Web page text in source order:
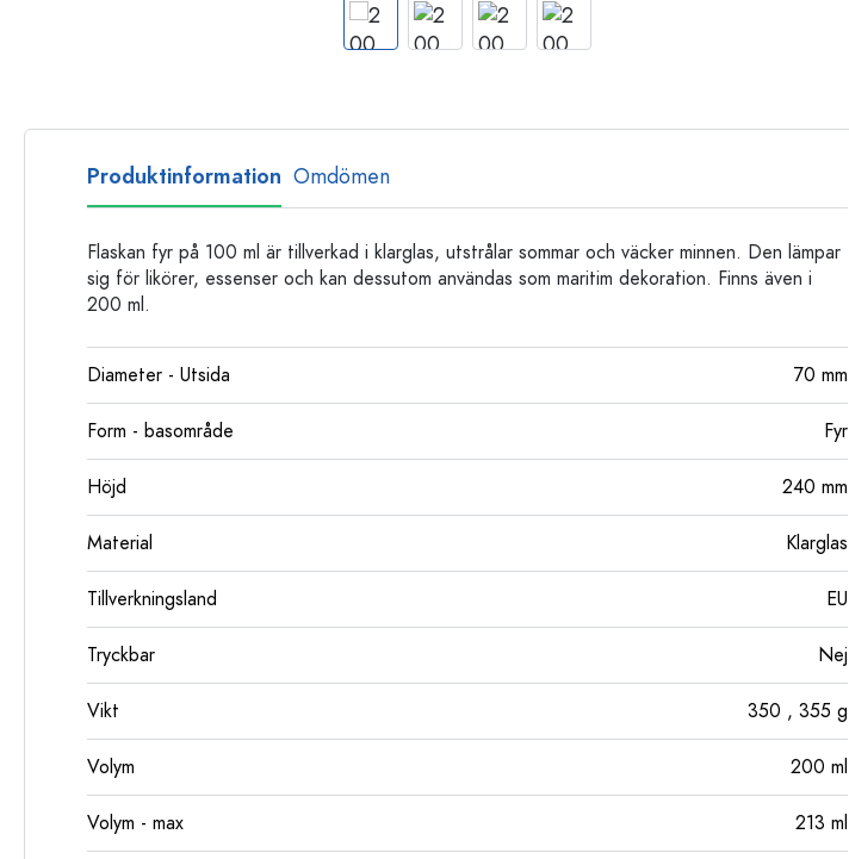
Glasflaskor
Plastflaskor
Produktinformation Omdömen
Flaskan fyr på 100 ml är tillverkad i klarglas, utstrålar sommar och väcker minnen. Den lämpar
sig för likörer, essenser och kan dessutom användas som maritim dekoration. Finns även i
200 ml.
Diameter - Utsida 70 mm
Form - basområde Fyr
Höjd 240 mm
Material Klarglas
Tillverkningsland EU
Tryckbar Nej
Vikt 350 , 355 g
Volym 200 ml
Volym - max 213 ml